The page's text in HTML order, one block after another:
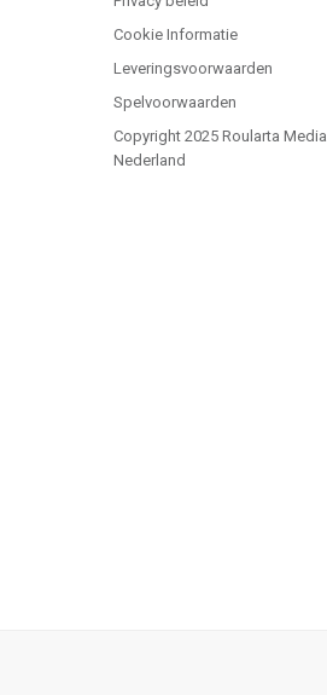
Cookie Informatie
Leveringsvoorwaarden
Spelvoorwaarden
Copyright 2025 Roularta Media
Nederland